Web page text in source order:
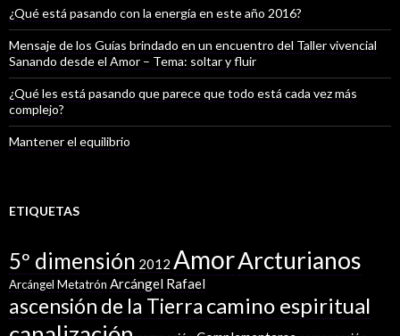
¿Qué está pasando con la energía en este año 2016?
Mensaje de los Guías brindado en un encuentro del Taller vivencial
Sanando desde el Amor – Tema: soltar y fluir
¿Qué les está pasando que parece que todo está cada vez más
complejo?
Mantener el equilibrio
ETIQUETAS
5º dimensión 2012 AmorArcturianos
Arcángel Metatrón Arcángel Rafael
ascensión de la Tierracamino espiritual